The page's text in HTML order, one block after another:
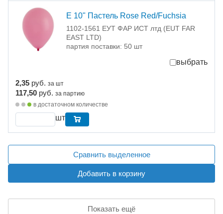
Е 10" Пастель Rose Red/Fuchsia
1102-1561 ЕУТ ФАР ИСТ лтд (EUT FAR
EAST LTD)
партия поставки: 50 шт
выбрать
2,35 руб. за шт
117,50 руб. за партию
в достаточном количестве
шт
Сравнить выделенное
Добавить в корзину
Показать ещё